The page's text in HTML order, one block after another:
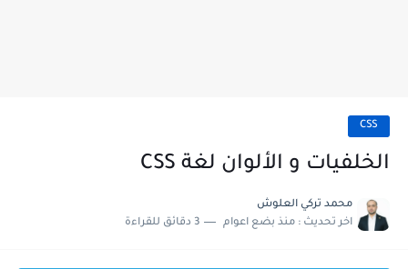
CSS
الخلفيات و الألوان لغة CSS
محمد تركي العلوش
اخر تحديث : منذ بضع اعوام 3 دقائق للقراءة